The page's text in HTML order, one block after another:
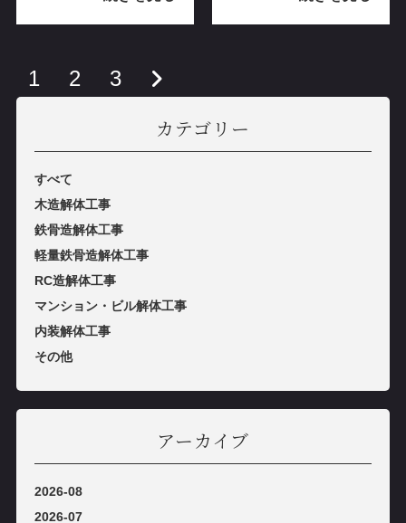
1 2 3
カテゴリー
すべて
木造解体工事
鉄⾻造解体⼯事
軽量鉄⾻造解体⼯事
RC造解体⼯事
マンション・ビル解体⼯事
内装解体⼯事
その他
アーカイブ
2026-08
2026-07